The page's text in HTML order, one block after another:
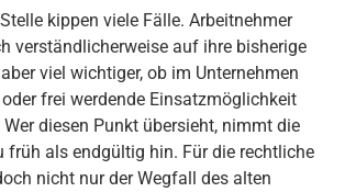
kippen viele Fälle. Arbeitnehmer
verständlicherweise auf ihre bisherige
viel wichtiger, ob im Unternehmen
frei werdende Einsatzmöglichkeit
diesen Punkt übersieht, nimmt die
früh als endgültig hin. Für die rechtliche
nicht nur der Wegfall des alten